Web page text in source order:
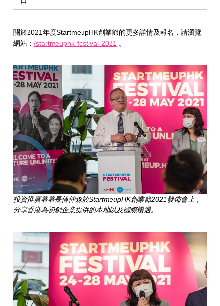
關於2021年度StartmeupHK創業節的更多詳情及報名，請瀏覽
網站： /startmeuphk-festival-2021 。
投資推廣署署長傅仲森於StartmeupHK創業節2021發佈會上，
分享香港為初創企業提供的本地以及國際機遇。